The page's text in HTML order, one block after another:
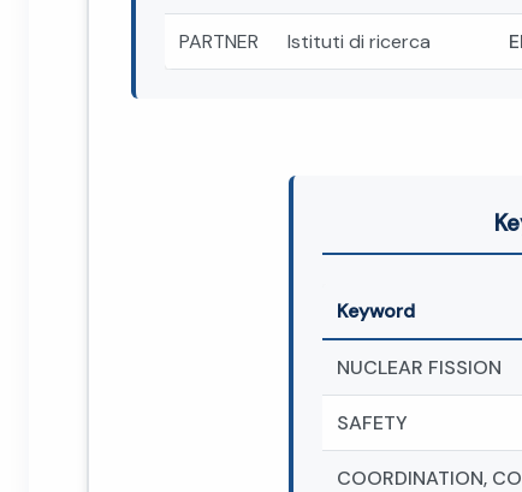
PARTNER Istituti di ricerca
Keyword
NUCLEAR FISSION
SAFETY
COORDINATION,